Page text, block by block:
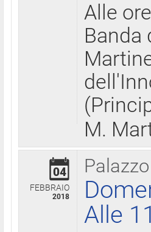
Alle
Banda
M.
04
FEBBRAIO
2018
Alle